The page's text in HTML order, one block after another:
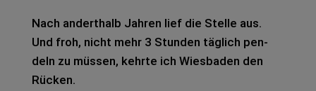
Nach andert­halb Jah­ren lief die Stel­le aus.
Und froh, nicht mehr 3 Stun­den täg­lich pen­
deln zu müs­sen, kehr­te ich Wies­ba­den den
Rücken.